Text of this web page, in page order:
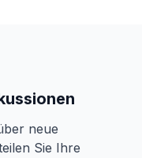
neue
Sie Ihre